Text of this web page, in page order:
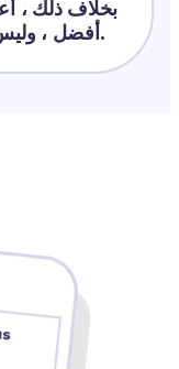
أفضل ، وليس مجرد مدرس أفضل.